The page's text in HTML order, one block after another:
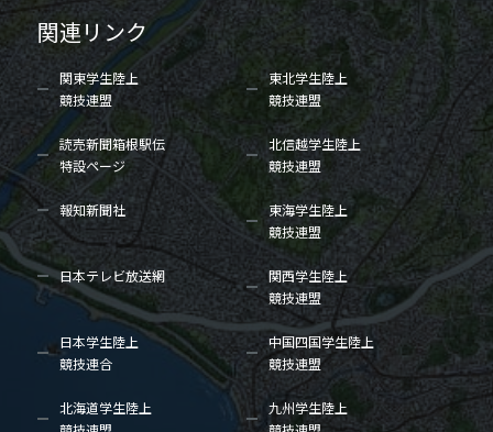
関連リンク
関東学生陸上
競技連盟
東北学生陸上
競技連盟
読売新聞箱根駅伝
特設ページ
北信越学生陸上
競技連盟
報知新聞社
東海学生陸上
競技連盟
日本テレビ放送網
関西学生陸上
競技連盟
日本学生陸上
競技連合
中国四国学生陸上
競技連盟
北海道学生陸上
九州学生陸上